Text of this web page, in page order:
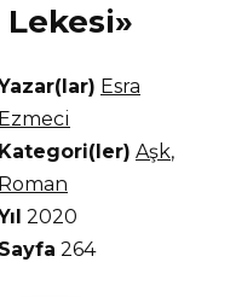
Lekesi»
Esra
Ezmeci
Kategori(ler) Aşk,
Roman
2020
Sayfa 264